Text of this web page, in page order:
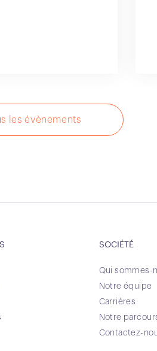
les évènements
SOCIÉTÉ
Qui sommes-
Notre équipe
Carrières
Notre
Contactez-